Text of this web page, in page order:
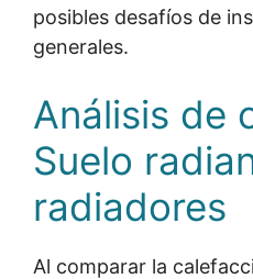
posibles desafíos de
generales.
Análisis de
Suelo
radiadores
Al comparar la